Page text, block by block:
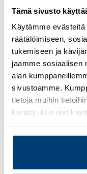
Tämä sivusto
Käytämme
räätälöimiseen,
tukemiseen ja
jaamme sosiaalisen
alan
sivustoamme.
tietoja muihin
kerätty, kun olet
Plug-in miniature
2 PDTs, input
Lisätietoja tuotteesta
Osasto:Phoenix Contact